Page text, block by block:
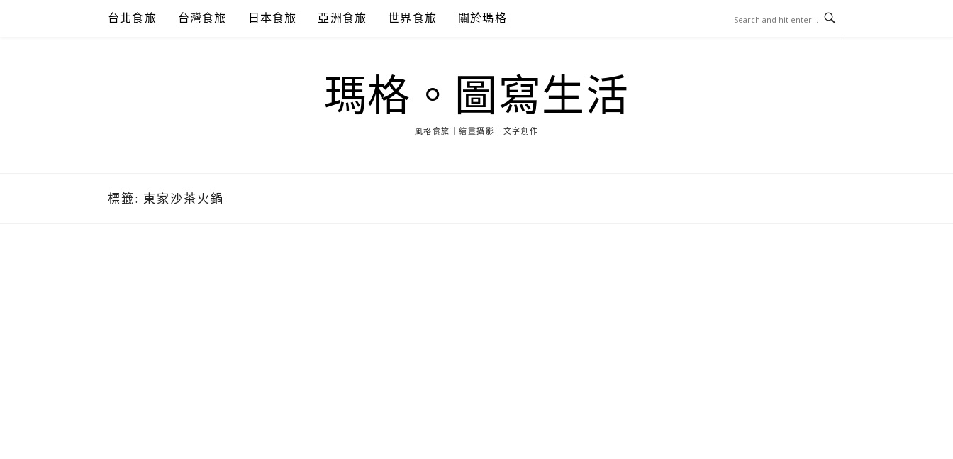
台北食旅 台灣食旅 日本食旅 亞洲食旅 世界食旅 關於瑪格
瑪格。圖寫生活
風格食旅｜繪畫攝影｜文字創作
標籤: 東家沙茶火鍋